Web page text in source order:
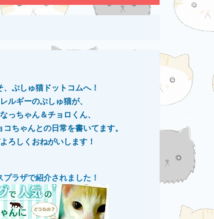
、ぷしゅ猫ドットコムへ！
ルギーのぷしゅ猫が、
っちゃん＆チョロくん、
ちゃんとの日常を書いてます。
ろしくおねがいします！
プラザで紹介されました！